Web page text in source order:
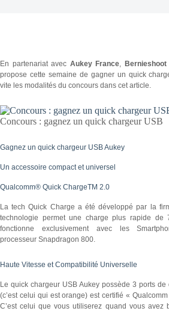
En partenariat avec Aukey France,
propose cette semaine de gagner un quick
vite les modalités du concours dans cet article.
Concours : gagnez un quick chargeur USB
Gagnez un quick chargeur USB Aukey
Un accessoire compact et universel
Qualcomm® Quick ChargeTM 2.0
La tech Quick Charge a été développé par la
technologie permet une charge plus rapide de
fonctionne exclusivement avec les
processeur Snapdragon 800.
Haute Vitesse et Compatibilité Universelle
Le quick chargeur USB Aukey possède 3 ports de
(c’est celui qui est orange) est certifié «
C’est celui que vous utiliserez quand vous avez